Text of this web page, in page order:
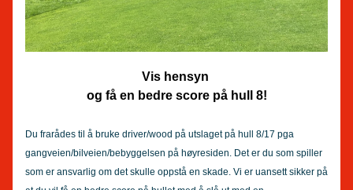
Vis hensyn
og få en bedre score på hull 8!
Du frarådes til å bruke driver/wood på utslaget på hull 8/17 pga
gangveien/bilveien/bebyggelsen på høyresiden. Det er du som spiller
som er ansvarlig om det skulle oppstå en skade. Vi er uansett sikker på